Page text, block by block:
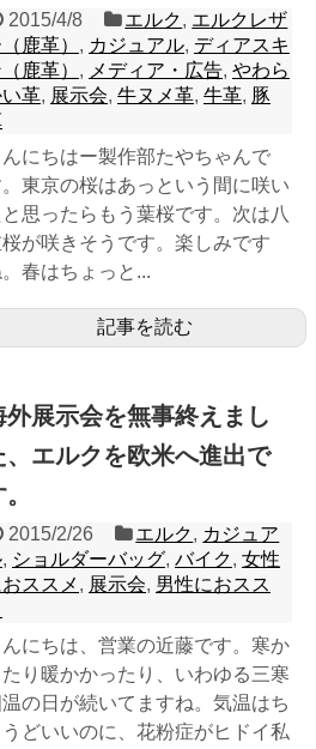
2015/4/8 エルク, エルクレザ
鹿革） , カジュアル, ディアスキ
鹿革） , メディア・広告, やわら
革, 展示会, 牛ヌメ革, 牛革, 豚
んにちはー製作部たやちゃんで
東京の桜はあっという間に咲い
思ったらもう葉桜です。次は八
が咲きそうです。楽しみです
春はちょっと...
記事を読む
外展示会を無事終えまし
、エルクを欧米へ進出で
2015/2/26 エルク, カジュア
, ショルダーバッグ, バイク, 女性
ススメ , 展示会, 男性におスス
んにちは、営業の近藤です。寒か
たり暖かかったり、いわゆる三寒
温の日が続いてますね。気温はち
うどいいのに、花粉症がヒドイ私